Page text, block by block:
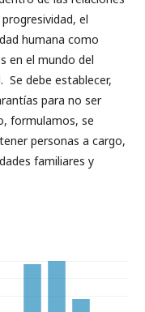
el
humana como
en el mundo del
Se debe establecer,
para no ser
formulamos, se
personas a cargo,
familiares y